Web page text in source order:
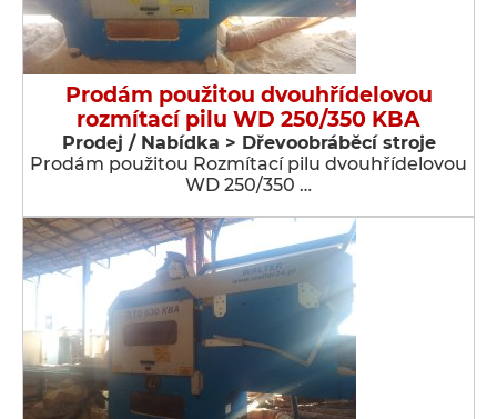
Prodám použitou dvouhřídelovou
rozmítací pilu WD 250/350 KBA
Prodej / Nabídka > Dřevoobráběcí stroje
Prodám použitou Rozmítací pilu dvouhřídelovou
WD 250/350 …